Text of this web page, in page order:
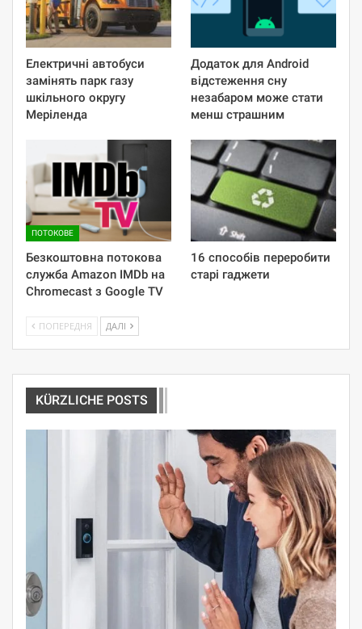
Електричні автобуси
замінять парк газу
шкільного округу
Меріленда
Додаток для Android
відстеження сну
незабаром може стати
менш страшним
ПОТОКОВЕ
Безкоштовна потокова
служба Amazon IMDb на
Chromecast з Google TV
16 способів переробити
старі гаджети
ПОПЕРЕДНЯ ДАЛІ
KÜRZLICHE POSTS